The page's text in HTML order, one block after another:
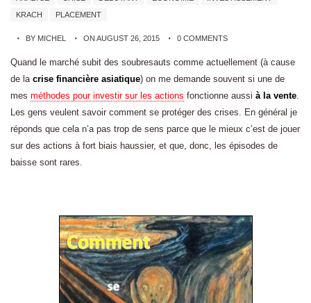
KRACH
PLACEMENT
BY MICHEL ON AUGUST 26, 2015 0 COMMENTS
Quand le marché subit des soubresauts comme actuellement (à cause
de la crise financière asiatique) on me demande souvent si une de
mes méthodes pour investir sur les actions fonctionne aussi à la vente.
Les gens veulent savoir comment se protéger des crises. En général je
réponds que cela n’a pas trop de sens parce que le mieux c’est de jouer
sur des actions à fort biais haussier, et que, donc, les épisodes de
baisse sont rares.